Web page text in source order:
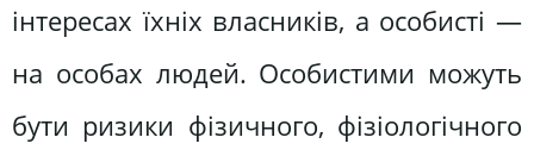
інтересах їхніх власників, а особисті —
на особах людей. Особистими можуть
бути ризики фізичного, фізіологічного